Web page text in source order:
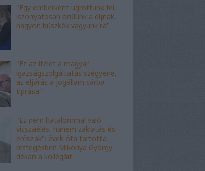
"Egy emberként ugrottunk fel,
iszonyatosan örülünk a díjnak,
nagyon büszkék vagyunk rá"
"Ez az ítélet a magyar
igazságszolgáltatás szégyene,
az eljárás a jogállam sárba
tiprása"
"Ez nem hatalommal való
visszaélés, hanem zaklatás és
erőszak": évek óta tartotta
rettegésben Mikonya György
dékán a kollégáit